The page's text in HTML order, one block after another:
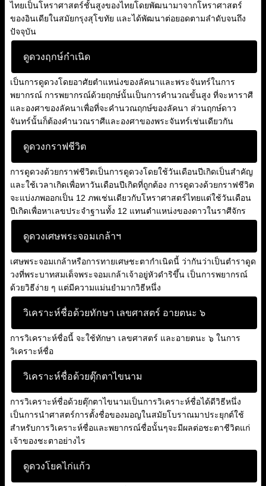
ไทยเป็นโหราศาสตร์ชั้นสูงของไทยโดยพัฒนามาจากโหราศาสตร์
ของอินเดียในสมัยกรุงสุโขทัย และได้พัฒนาต่อยอดตามลำดับจนถึง
ปัจจุบัน
ดูดวงฤกษ์กำเนิด
เป็นการดูดวงโดยอาศัยตำแหน่งของลัคนาและพระจันทร์ในการ
พยากรณ์ การพยากรณ์ด้วยฤกษ์นั้นเป็นการคำนวณขั้นสูง ที่จะหาราศี
และองศาของลัคนาเพื่อที่จะคำนวณฤกษ์ของลัคนา ส่วนฤกษ์ดาว
จันทร์นั้นก็ต้องคำนวณราศีและองศาของพระจันทร์เช่นเดียวกัน
ดูดวงกราฟชีวิต
การดูดวงด้วยกราฟชีวิตเป็นการดูดวงโดยใช้วันเดือนปีเกิดเป็นสำคัญ
และใช้เวลาเกิดเพื่อหาวันเดือนปีเกิดที่ถูกต้อง การดูดวงด้วยกราฟชีวิต
จะแบ่งภพออกเป็น 12 ภพเช่นเดียวกับโหราศาสตร์ไทยแต่ใช้วันเดือน
ปีเกิดเพื่อหาเลขประจำฐานทั้ง 12 แทนตำแหน่งของดาวในราศีจักร
ดูดวงเศษพระจอมเกล้าฯ
เศษพระจอมเกล้าหรือการทายเศษชะตากำเนิดนี้ ว่ากันว่าเป็นตำราดูด
วงที่พระบาทสมเด็จพระจอมเกล้าเจ้าอยู่หัวดำริขึ้น เป็นการพยากรณ์
ด้วยวิธีง่าย ๆ แต่มีความแม่นยำมากวิธีหนึ่ง
วิเคราะห์ชื่อด้วยทักษา เลขศาสตร์ อายตนะ ๖
การวิเคราะห์ชื่อนี้ จะใช้ทักษา เลขศาสตร์ และอายตนะ ๖ ในการ
วิเคราะห์ชื่อ
วิเคราะห์ชื่อด้วยตุ๊กตาไขนาม
การวิเคราะห์ชื่อด้วยตุ๊กตาไขนามเป็นการวิเคราะห์ชื่อได้ดีวิธีหนึ่ง
เป็นการนำศาสตร์การตั้งชื่อของมอญในสมัยโบราณมาประยุกต์ใช้
สำหรับการวิเคราะห์ชื่อและพยากรณ์ชื่อนั้นๆจะมีผลต่อชะตาชีวิตแก่
เจ้าของชะตาอย่างไร
ดูดวงโยคไก่แก้ว